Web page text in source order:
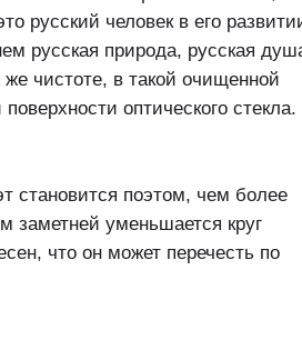
русский человек в его
русская природа, русская
же чистоте, в такой очищенной
оптического стекла.
становится поэтом, чем более
заметней уменьшается круг
что он может перечесть по